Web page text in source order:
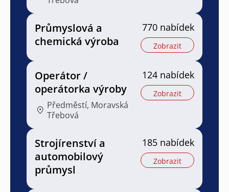
Průmyslová a
chemická výroba
770 nabídek
Zobrazit
Operátor /
operátorka výroby
Předměstí, Moravská
Třebová
124 nabídek
Zobrazit
Strojírenství a
automobilový
průmysl
185 nabídek
Zobrazit